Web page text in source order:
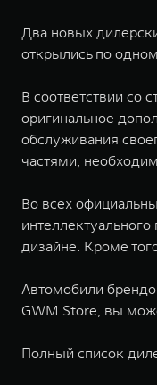
Два новых
открылись по
В соответствии со
оригинальное
обслуживания
частями,
Во всех
дизайне. Кроме
Автомобили
GWM Store, вы
Полный список